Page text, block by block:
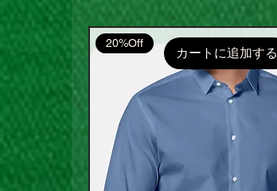
カートに追加する
20%Off